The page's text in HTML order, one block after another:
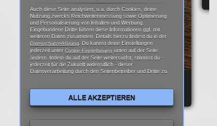
Auch diese Seite analysiert, u.a. durch Cookies, deine
Nutzung zwecks Reichweitenmessung sowie Optimierung
und Personalisierung von Inhalten und Werbung.
Eingebundene Dritte führen diese Informationen ggf. mit
weiteren Daten zusammen. Details hierzu findest du in der
Datenschutzerklärung
. Du kannst deine Einstellungen
jederzeit unter Cookie-Einstellungen unten auf der Seite
ändern. Indem du auf der Seite weitersurfst, stimmst du -
jederzeit für die Zukunft widerruflich - dieser
Datenverarbeitung durch den Seitenbetreiber und Dritte zu.
ALLE AKZEPTIEREN